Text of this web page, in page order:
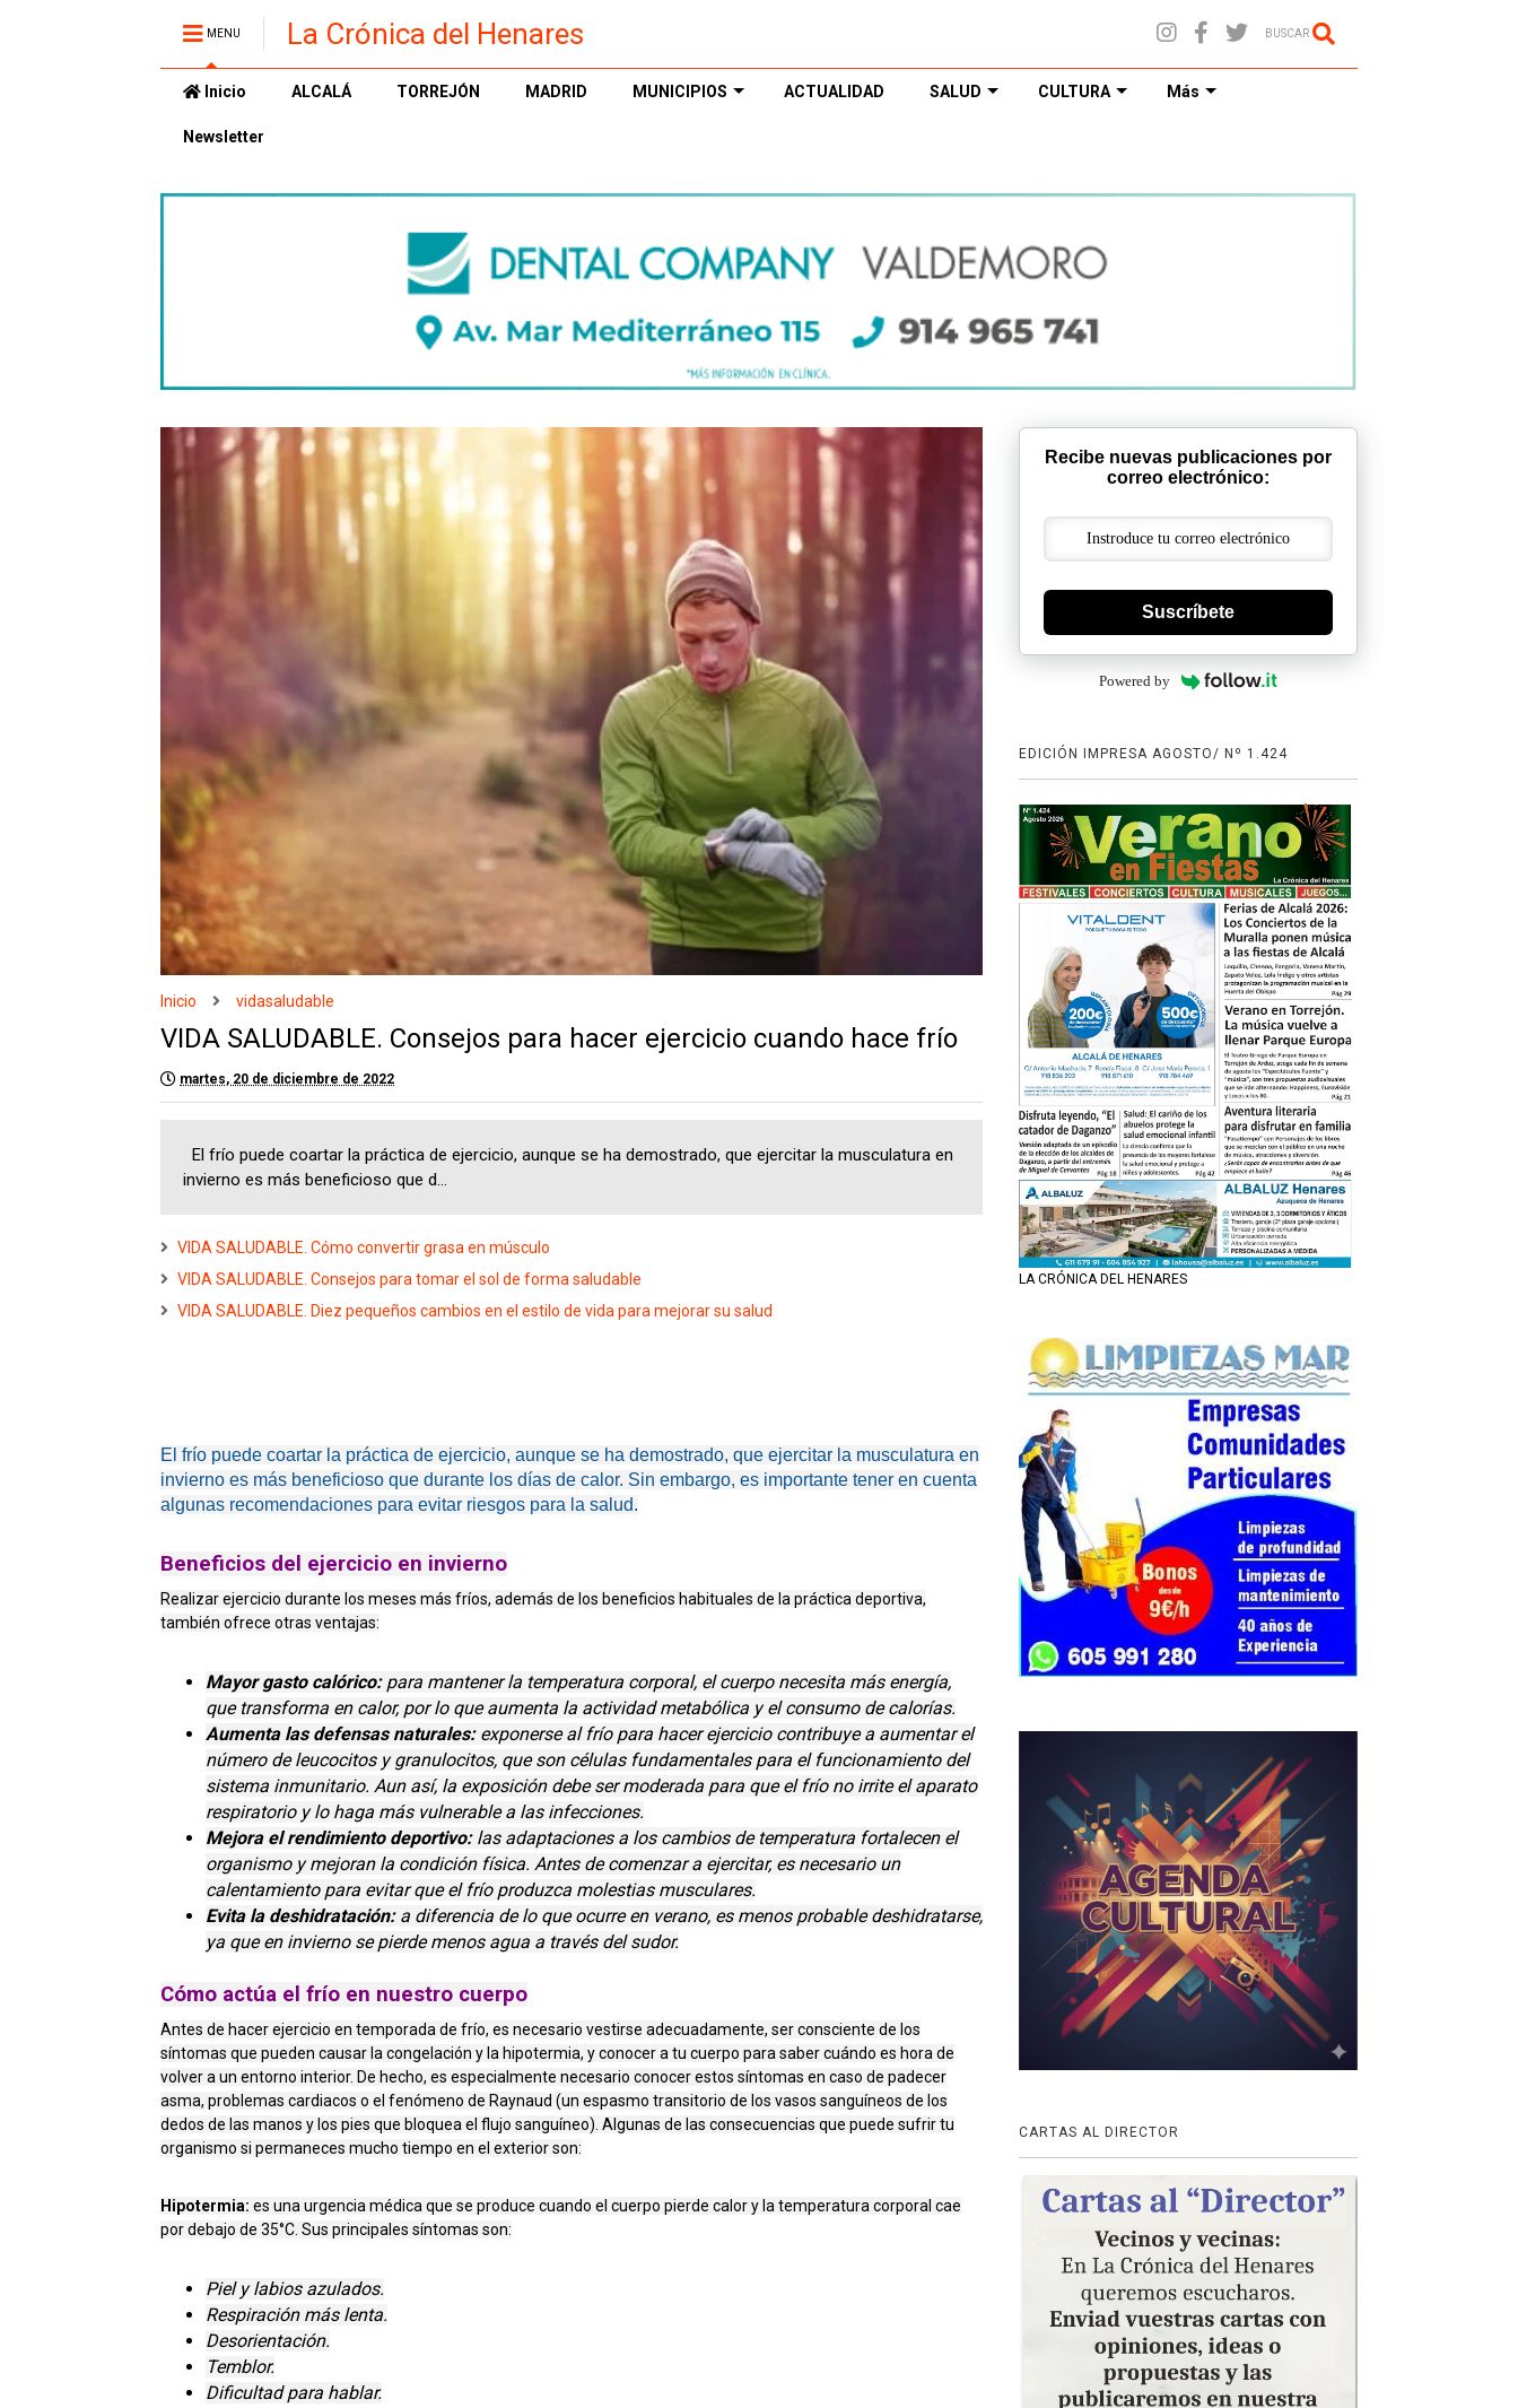
MENU La Crónica del Henares BUSCAR
Inicio ALCALÁ TORREJÓN MADRID MUNICIPIOS ACTUALIDAD SALUD CULTURA Más
Newsletter
Inicio vidasaludable
VIDA SALUDABLE. Consejos para hacer ejercicio cuando hace frío
martes, 20 de diciembre de 2022
El frío puede coartar la práctica de ejercicio, aunque se ha demostrado, que ejercitar la musculatura en
invierno es más beneficioso que d...
VIDA SALUDABLE. Cómo convertir grasa en músculo
VIDA SALUDABLE. Consejos para tomar el sol de forma saludable
VIDA SALUDABLE. Diez pequeños cambios en el estilo de vida para mejorar su salud
El frío puede coartar la práctica de ejercicio, aunque se ha demostrado, que ejercitar la musculatura en
invierno es más beneficioso que durante los días de calor. Sin embargo, es importante tener en cuenta
algunas recomendaciones para evitar riesgos para la salud.
Beneficios del ejercicio en invierno
Realizar ejercicio durante los meses más fríos, además de los beneficios habituales de la práctica deportiva,
también ofrece otras ventajas:
Mayor gasto calórico:para mantener la temperatura corporal, el cuerpo necesita más energía,
que transforma en calor, por lo que aumenta la actividad metabólica y el consumo de calorías.
Aumenta las defensas naturales:exponerse al frío para hacer ejercicio contribuye a aumentar el
número de leucocitos y granulocitos, que son células fundamentales para el funcionamiento del
sistema inmunitario. Aun así, la exposición debe ser moderada para que el frío no irrite el aparato
respiratorio y lo haga más vulnerable a las infecciones.
Mejora el rendimiento deportivo:las adaptaciones a los cambios de temperatura fortalecen el
organismo y mejoran la condición física. Antes de comenzar a ejercitar, es necesario un
calentamiento para evitar que el frío produzca molestias musculares.
Evita la deshidratación:a diferencia de lo que ocurre en verano, es menos probable deshidratarse,
ya que en invierno se pierde menos agua a través del sudor.
Cómo actúa el frío en nuestro cuerpo
Antes de hacer ejercicio en temporada de frío, es necesario vestirse adecuadamente, ser consciente de los
síntomas que pueden causar la congelación y la hipotermia, y conocer a tu cuerpo para saber cuándo es hora de
volver a un entorno interior. De hecho, es especialmente necesario conocer estos síntomas en caso de padecer
asma, problemas cardiacos o el fenómeno de Raynaud (un espasmo transitorio de los vasos sanguíneos de los
dedos de las manos y los pies que bloquea el flujo sanguíneo). Algunas de las consecuencias que puede sufrir tu
organismo si permaneces mucho tiempo en el exterior son:
Hipotermia: es una urgencia médica que se produce cuando el cuerpo pierde calor y la temperatura corporal cae
por debajo de 35°C. Sus principales síntomas son:
Piel y labios azulados.
Respiración más lenta.
Desorientación.
Temblor.
Dificultad para hablar.
Recibe nuevas publicaciones por
correo electrónico:
Suscríbete
Powered by
EDICIÓN IMPRESA AGOSTO/ Nº 1.424
LA CRÓNICA DEL HENARES
CARTAS AL DIRECTOR